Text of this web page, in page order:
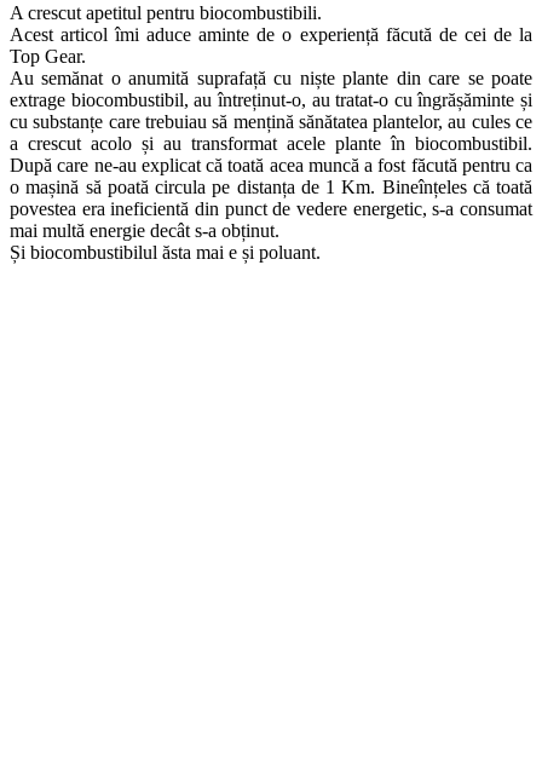
A crescut apetitul pentru biocombustibili.
Acest articol îmi aduce aminte de o experiență făcută de cei de la
Top Gear.
Au semănat o anumită suprafață cu niște plante din care se poate
extrage biocombustibil, au întreținut-o, au tratat-o cu îngrășăminte și
cu substanțe care trebuiau să mențină sănătatea plantelor, au cules ce
a crescut acolo și au transformat acele plante în biocombustibil.
După care ne-au explicat că toată acea muncă a fost făcută pentru ca
o mașină să poată circula pe distanța de 1 Km. Bineînțeles că toată
povestea era ineficientă din punct de vedere energetic, s-a consumat
mai multă energie decât s-a obținut.
Și biocombustibilul ăsta mai e și poluant.